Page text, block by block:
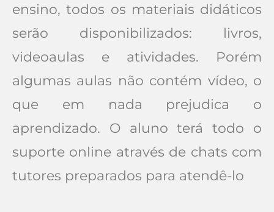
ensino, todos os materiais didáticos
serão disponibilizados: livros,
videoaulas e atividades. Porém
algumas aulas não contém vídeo, o
que em nada prejudica o
aprendizado. O aluno terá todo o
suporte online através de chats com
tutores preparados para atendê-lo